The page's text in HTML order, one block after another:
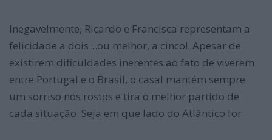
Inegavelmente, Ricardo e Francisca representam a
felicidade a dois…ou melhor, a cinco!. Apesar de
existirem dificuldades inerentes ao fato de viverem
entre Portugal e o Brasil, o casal mantém sempre
um sorriso nos rostos e tira o melhor partido de
cada situação. Seja em que lado do Atlântico for